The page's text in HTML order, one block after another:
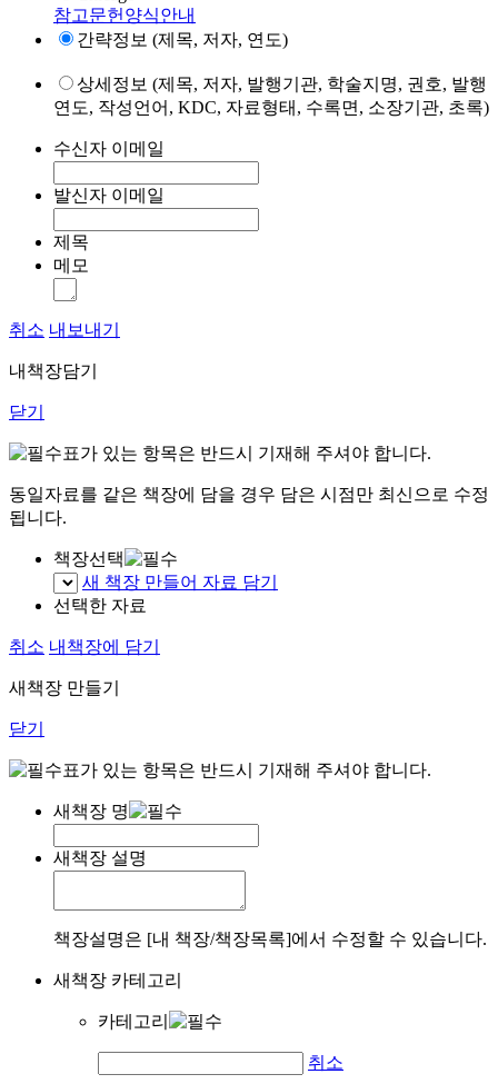
참고문헌양식안내
간략정보 (제목, 저자, 연도)
상세정보 (제목, 저자, 발행기관, 학술지명, 권호, 발행
연도, 작성언어, KDC, 자료형태, 수록면, 소장기관, 초록)
수신자 이메일
발신자 이메일
제목
메모
취소 내보내기
내책장담기
닫기
표가 있는 항목은 반드시 기재해 주셔야 합니다.
동일자료를 같은 책장에 담을 경우 담은 시점만 최신으로 수정
됩니다.
책장선택
새 책장 만들어 자료 담기
선택한 자료
취소 내책장에 담기
새책장 만들기
닫기
표가 있는 항목은 반드시 기재해 주셔야 합니다.
새책장 명
새책장 설명
책장설명은 [내 책장/책장목록]에서 수정할 수 있습니다.
새책장 카테고리
카테고리
취소